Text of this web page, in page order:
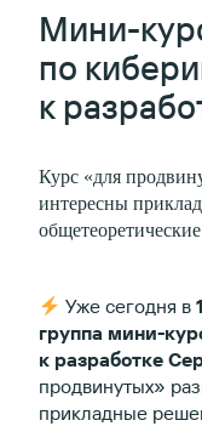
Мини-
по
к
Курс «для
интересны
Уже сегодня в
группа мини-
к разработке
продвинутых»
прикладные